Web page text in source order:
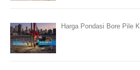
Harga Pondasi Bore Pile